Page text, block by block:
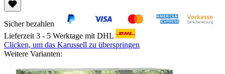
Sicher bezahlen
Lieferzeit 3 - 5 Werktage mit DHL
Clicken, um das Karussell zu überspringen
Weitere Varianten: